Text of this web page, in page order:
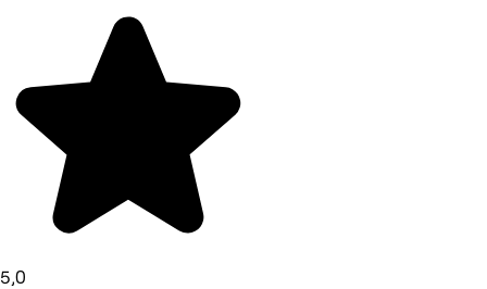
5,0